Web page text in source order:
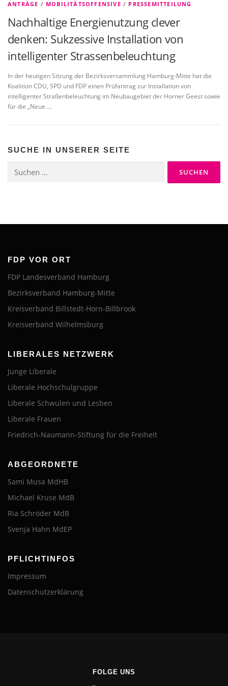
ANTRÄGE / MOBILITÄTSOFFENSIVE / PRESSEMITTEILUNG
Nachhaltige Energienutzung clever
denken: Sukzessive Installation von
intelligenter Strassenbeleuchtung
In der heutigen Sitzung der Bezirksversammlung Hamburg-Mitte hat die
Koalition CDU, SPD und FDP einen Prüfantrag zur Installation von
intelligenter Straßenbeleuchtung im Neubaugebiet der Horner Geest sowie
für die „Neue …
SUCHE IN UNSERER SEITE
nach:
FDP VOR ORT
FDP Landesverband Hamburg
Bezirksverband Hamburg-Mitte
Kreisverband Billstedt-Horn-Billbrook
Kreisverband Wilhelmsburg
LIBERALES NETZWERK
Junge Liberale
Liberale Hochschulgruppe
Liberale Schwulen und Lesben
Liberale Frauen
Friedrich-Naumann-Stiftung für die Freiheit
ABGEORDNETE
Sami Musa MdHB
Michael Kruse MdB
Ria Schröder MdB
Svenja Hahn MdEP
PFLICHTINFOS
Impressum
Datenschutzerklärung
FOLGE UNS